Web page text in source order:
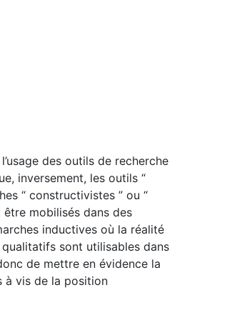
des outils de recherche
inversement, les outils “
“ constructivistes ” ou “
mobilisés dans des
inductives où la réalité
sont utilisables dans
de mettre en évidence la
à vis de la position